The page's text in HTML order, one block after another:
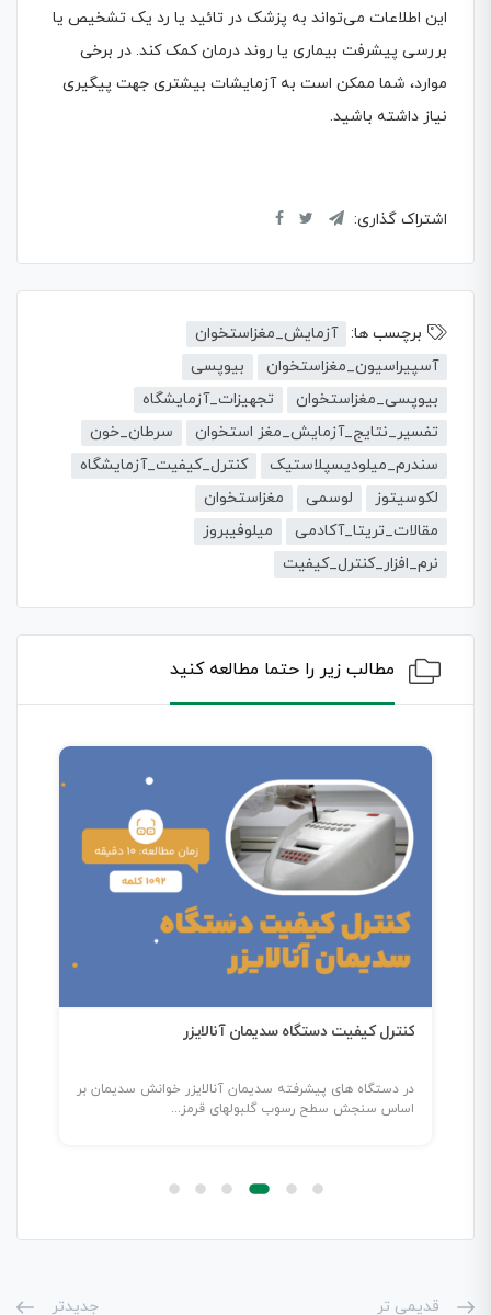
این اطلاعات می‌تواند به پزشک در تائید یا رد یک تشخیص یا
بررسی پیشرفت بیماری یا روند درمان کمک کند. در برخی
موارد، شما ممکن است به آزمایشات بیشتری جهت پیگیری
نیاز داشته باشید.
اشتراک گذاری:
برچسب ها:
آزمایش_مغزاستخوان
آسپیراسیون_مغزاستخوان
بیوپسی
بیوپسی_مغزاستخوان
تجهیزات_آزمایشگاه
تفسیر_نتایج_آزمایش_مغز استخوان
سرطان_خون
سندرم_میلودیسپلاستیک
کنترل_کیفیت_آزمایشگاه
لکوسیتوز
لوسمی
مغزاستخوان
مقالات_تریتا_آکادمی
میلوفیبروز
نرم_افزار_کنترل_کیفیت
مطالب زیر را حتما مطالعه کنید
کنترل کیفیت دستگاه سدیمان آنالایزر
در دستگاه های پیشرفته سدیمان آنالایزر خوانش سدیمان بر
اساس سنجش سطح رسوب گلبولهای قرمز...
قدیمی تر جدیدتر